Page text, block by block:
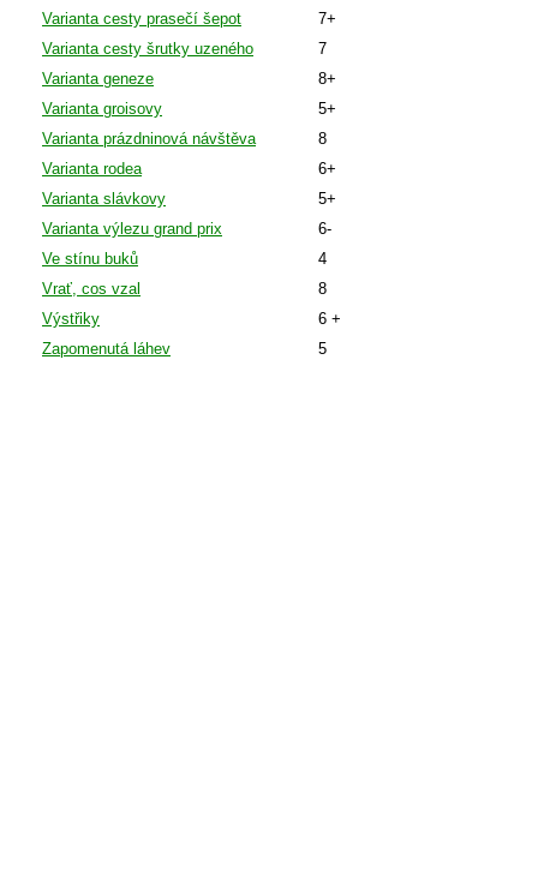
Varianta cesty prasečí šepot
7+
Varianta cesty šrutky uzeného
7
Varianta geneze
8+
Varianta groisovy
5+
Varianta prázdninová návštěva
8
Varianta rodea
6+
Varianta slávkovy
5+
Varianta výlezu grand prix
6-
Ve stínu buků
4
Vrať, cos vzal
8
Výstřiky
6 +
Zapomenutá láhev
5